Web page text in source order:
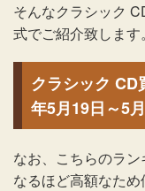
そんなクラシック
式でご紹介致します。
クラシック CD
年5月19日～5月
なお、こちらのラ
なるほど高額なため